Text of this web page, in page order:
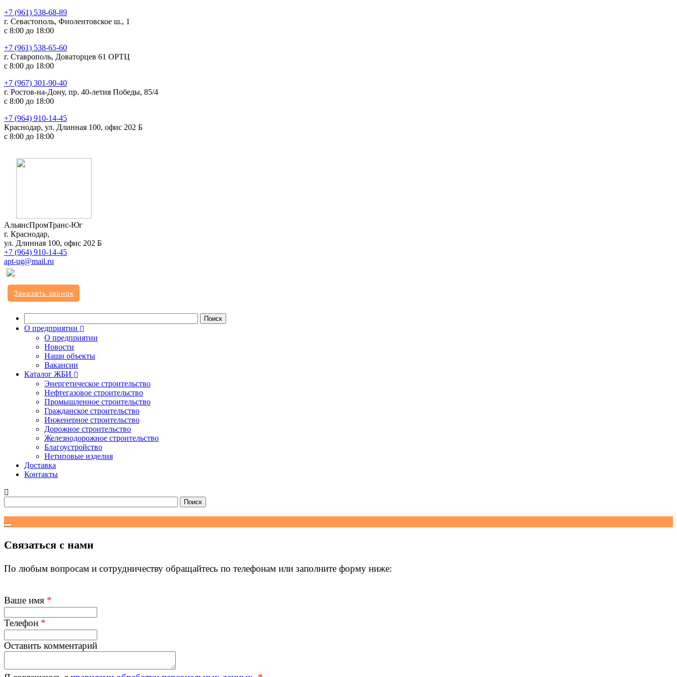
+7 (961) 538-68-89
г. Севастополь, Фиолентовское ш., 1
с 8:00 до 18:00
+7 (961) 538-65-60
г. Ставрополь, Доваторцев 61 ОРТЦ
с 8:00 до 18:00
+7 (967) 301-90-40
г. Ростов-на-Дону, пр. 40-летия Победы, 85/4
с 8:00 до 18:00
+7 (964) 910-14-45
Краснодар, ул. Длинная 100, офис 202 Б
с 8:00 до 18:00
АльянсПромТранс-Юг
г. Краснодар,
ул. Длинная 100, офис 202 Б
+7 (964) 910-14-45
apt-ug@mail.ru
Заказать звонок
О предприятии
О предприятии
Новости
Наши объекты
Вакансии
Каталог ЖБИ
Энергетическое строительство
Нефтегазовое строительство
Промышленное строительство
Гражданское строительство
Инженерное строительство
Дорожное строительство
Железнодорожное строительство
Благоустройство
Нетиповые изделия
Доставка
Контакты
Связаться с нами
По любым вопросам и сотрудничеству обращайтесь по телефонам или заполните форму ниже:
Ваше имя *
Телефон *
Оставить комментарий